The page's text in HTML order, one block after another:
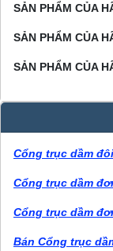
SẢN PHẨM CỦA
SẢN PHẨM CỦA
SẢN PHẨM CỦA
Cổng trục dầm
Cổng trục dầm
Cổng trục dầm
Bán Cổng trục